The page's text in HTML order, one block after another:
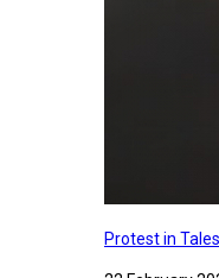
Protest in